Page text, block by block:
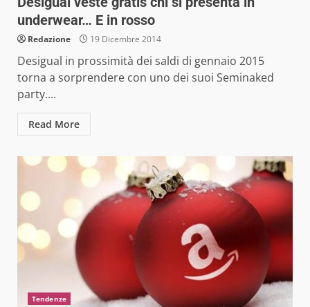
underwear… E in rosso
Redazione 19 Dicembre 2014
Desigual in prossimità dei saldi di gennaio 2015
torna a sorprendere con uno dei suoi Seminaked
party....
Read More
Tendenze